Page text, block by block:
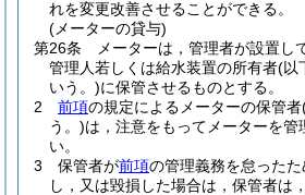
れを変更改善させることができる。
(メーターの貸与)
第26条
メーターは，管理者が設置し
管理人若しくは給水装置の所有者(以
いう。)に保管させるものとする。
2
前項の規定によるメーターの保管者
う。)は，注意をもってメーターを管
い。
3
保管者が前項の管理義務を怠った
し，又は毀損した場合は，保管者は